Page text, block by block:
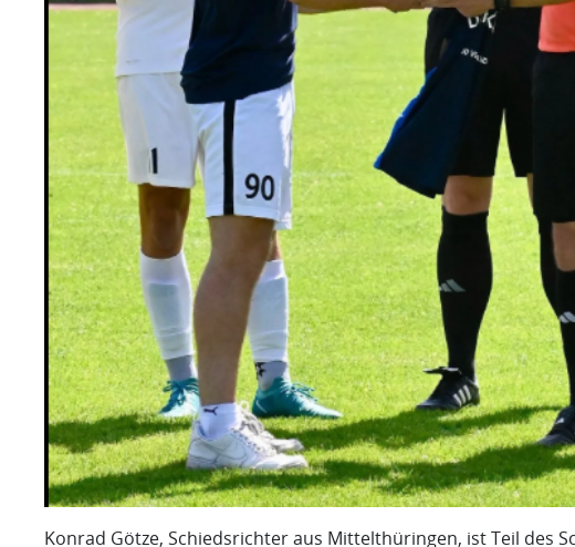
Konrad Götze, Schiedsrichter aus Mittelthüringen, ist Teil des